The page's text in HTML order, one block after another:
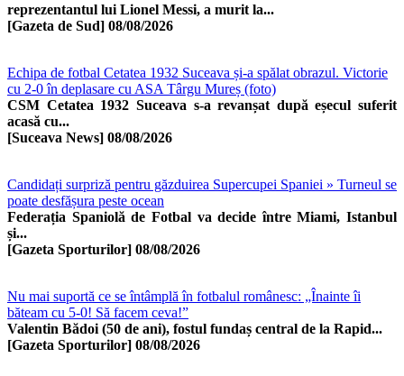
reprezentantul lui Lionel Messi, a murit la...
[Gazeta de Sud] 08/08/2026
Echipa de fotbal Cetatea 1932 Suceava și-a spălat obrazul. Victorie
cu 2-0 în deplasare cu ASA Târgu Mureș (foto)
CSM Cetatea 1932 Suceava s-a revanșat după eșecul suferit
acasă cu...
[Suceava News] 08/08/2026
Candidați surpriză pentru găzduirea Supercupei Spaniei » Turneul se
poate desfășura peste ocean
Federația Spaniolă de Fotbal va decide între Miami, Istanbul
și...
[Gazeta Sporturilor] 08/08/2026
Nu mai suportă ce se întâmplă în fotbalul românesc: „Înainte îi
băteam cu 5-0! Să facem ceva!”
Valentin Bădoi (50 de ani), fostul fundaș central de la Rapid...
[Gazeta Sporturilor] 08/08/2026